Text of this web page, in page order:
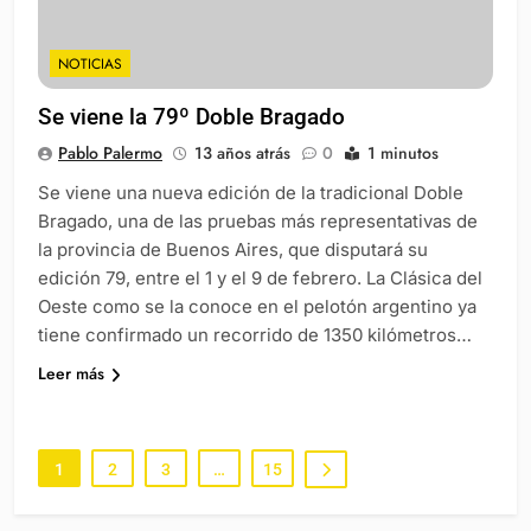
NOTICIAS
Se viene la 79º Doble Bragado
Pablo Palermo 13 años atrás 0 1 minutos
Se viene una nueva edición de la tradicional Doble
Bragado, una de las pruebas más representativas de
la provincia de Buenos Aires, que disputará su
edición 79, entre el 1 y el 9 de febrero. La Clásica del
Oeste como se la conoce en el pelotón argentino ya
tiene confirmado un recorrido de 1350 kilómetros…
Leer más
1 2 3 … 15